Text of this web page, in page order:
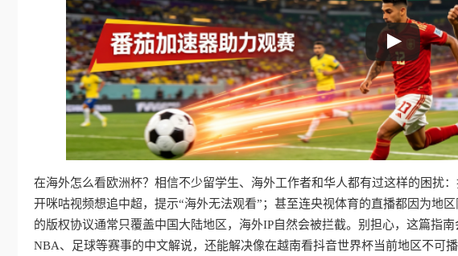
在海外怎么看欧洲杯？相信不少留学生、海外工作者和华人都有过这样的困扰
开咪咕视频想追中超，提示“海外无法观看”；甚至连央视体育的直播都因为地
的版权协议通常只覆盖中国大陆地区，海外IP自然会被拦截。别担心，这篇指
NBA、足球等赛事的中文解说，还能解决像在越南看抖音世界杯当前地区不可